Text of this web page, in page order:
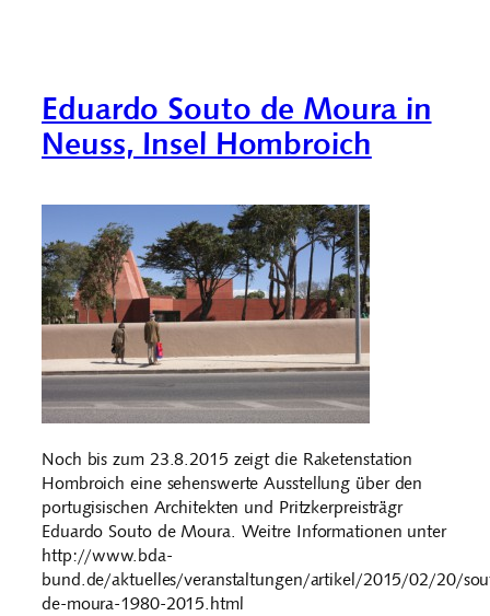
Eduardo Souto de Moura in
Neuss, Insel Hombroich
Noch bis zum 23.8.2015 zeigt die Raketenstation
Hombroich eine sehenswerte Ausstellung über den
portugisischen Architekten und Pritzkerpreisträgr
Eduardo Souto de Moura. Weitre Informationen unter
http://www.bda-
bund.de/aktuelles/veranstaltungen/artikel/2015/02/20/
de-moura-1980-2015.html